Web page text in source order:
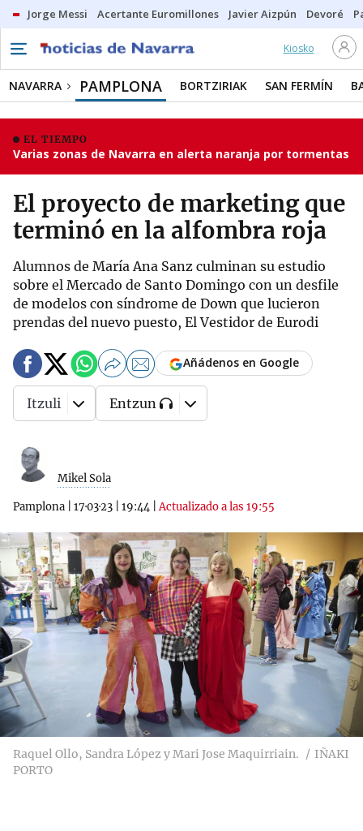
Jorge Messi Acertante Euromillones Javier Aizpún Devoré
Kiosko
NAVARRA PAMPLONA BORTZIRIAK SAN FERMÍN
EL TIEMPO
Varias zonas de Navarra en alerta naranja por tormentas
El proyecto de marketing que
terminó en la alfombra roja
Alumnos de María Ana Sanz culminan su estudio
sobre el Mercado de Santo Domingo con un desfile
de modelos con síndrome de Down que lucieron
prendas del nuevo puesto, El Vestidor de Eurodi
Mikel Sola
Pamplona 17·03·23 19:44 |Actualizado a las 19:55
Añádenos en Google
Itzuli Entzun
Raquel Ollo, Sandra López y Mari Jose Maquirriain.
IÑAKI
PORTO